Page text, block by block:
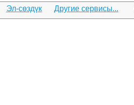
Эл-сөздүк Другие сервисы...